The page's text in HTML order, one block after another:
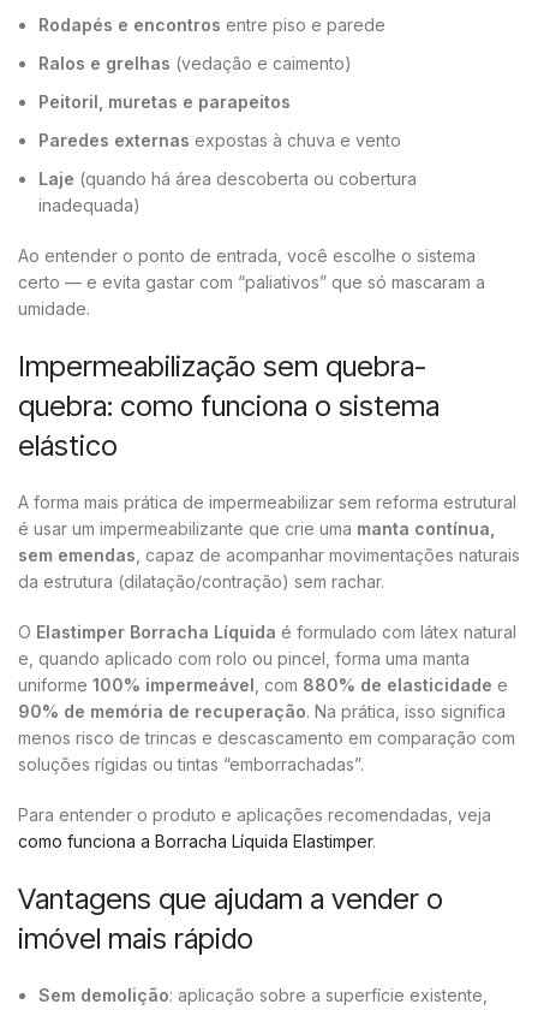
Rodapés e encontros entre piso e parede
Ralos e grelhas (vedação e caimento)
Peitoril, muretas e parapeitos
Paredes externas expostas à chuva e vento
Laje (quando há área descoberta ou cobertura
inadequada)
Ao entender o ponto de entrada, você escolhe o sistema
certo — e evita gastar com “paliativos” que só mascaram a
umidade.
Impermeabilização sem quebra-
quebra: como funciona o sistema
elástico
A forma mais prática de impermeabilizar sem reforma estrutural
é usar um impermeabilizante que crie uma manta contínua,
sem emendas , capaz de acompanhar movimentações naturais
da estrutura (dilatação/contração) sem rachar.
O Elastimper Borracha Líquida é formulado com látex natural
e, quando aplicado com rolo ou pincel, forma uma manta
uniforme 100% impermeável , com 880% de elasticidade e
90% de memória de recuperação. Na prática, isso significa
menos risco de trincas e descascamento em comparação com
soluções rígidas ou tintas “emborrachadas”.
Para entender o produto e aplicações recomendadas, veja
como funciona a Borracha Líquida Elastimper.
Vantagens que ajudam a vender o
imóvel mais rápido
Sem demolição: aplicação sobre a superfície existente,